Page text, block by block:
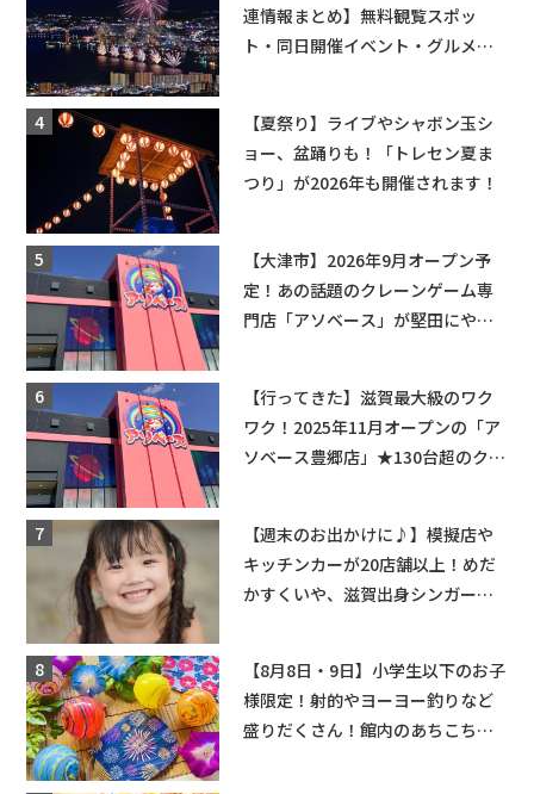
連情報まとめ】無料観覧スポッ
ト・同日開催イベント・グルメマ
【夏祭り】ライブやシャボン玉シ
ョー、盆踊りも！「トレセン夏ま
つり」が2026年も開催されます！
【大津市】2026年9月オープン予
定！あの話題のクレーンゲーム専
門店「アソベース」が堅田にやっ
【行ってきた】滋賀最大級のワク
ワク！2025年11月オープンの「ア
ソベース豊郷店」★130台超のクレ
【週末のお出かけに♪】模擬店や
キッチンカーが20店舗以上！めだ
かすくいや、滋賀出身シンガーソ
【8月8日・9日】小学生以下のお子
様限定！射的やヨーヨー釣りなど
盛りだくさん！館内のあちこちに